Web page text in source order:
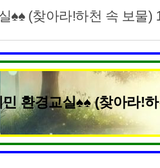
♠♠ (찾아라!하천 속 보물)
환경교실♠♠ (찾아라!